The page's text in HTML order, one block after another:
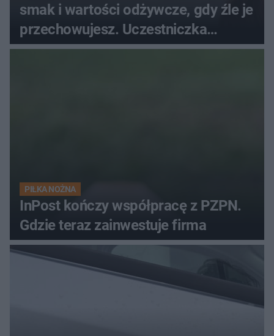
smak i wartości odżywcze, gdy źle je
przechowujesz. Uczestniczka
"MasterChefa"
PIŁKA NOŻNA
InPost kończy współpracę z PZPN.
Gdzie teraz zainwestuje firma